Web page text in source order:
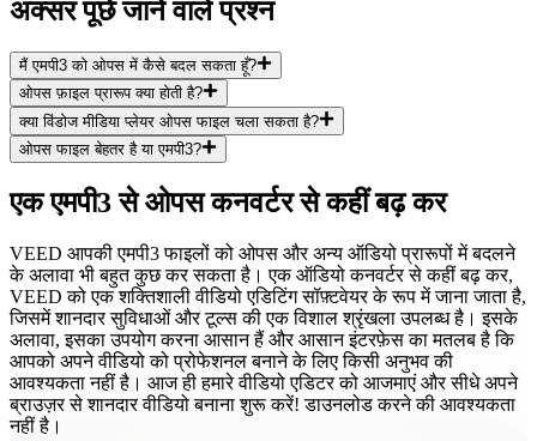
अक्सर पूछे जाने वाले प्रश्न
मैं एमपी3 को ओपस में कैसे बदल सकता हूँ?
ओपस फ़ाइल प्रारूप क्या होती है?
क्या विंडोज मीडिया प्लेयर ओपस फाइल चला सकता है?
ओपस फाइल बेहतर है या एमपी3?
एक एमपी3 से ओपस कनवर्टर से कहीं बढ़ कर
VEED आपकी एमपी3 फाइलों को ओपस और अन्य ऑडियो प्रारूपों में बदलने
के अलावा भी बहुत कुछ कर सकता है। एक ऑडियो कनवर्टर से कहीं बढ़ कर,
VEED को एक शक्तिशाली वीडियो एडिटिंग सॉफ़्टवेयर के रूप में जाना जाता है,
जिसमें शानदार सुविधाओं और टूल्स की एक विशाल श्रृंखला उपलब्ध है। इसके
अलावा, इसका उपयोग करना आसान हैं और आसान इंटरफ़ेस का मतलब है कि
आपको अपने वीडियो को प्रोफेशनल बनाने के लिए किसी अनुभव की
आवश्यकता नहीं है। आज ही हमारे वीडियो एडिटर को आजमाएं और सीधे अपने
ब्राउज़र से शानदार वीडियो बनाना शुरू करें! डाउनलोड करने की आवश्यकता
नहीं है।